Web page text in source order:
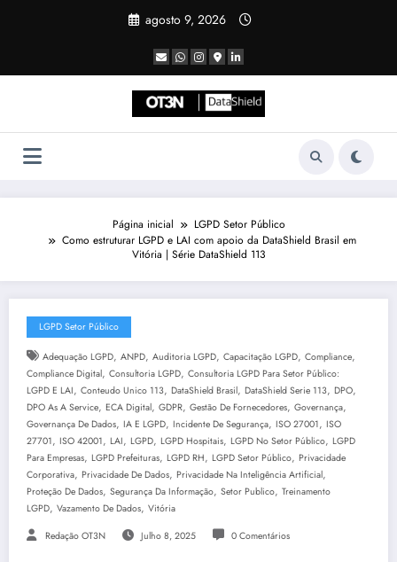
agosto 9, 2026
Página inicial
LGPD Setor Público
Como estruturar LGPD e LAI com apoio da DataShield Brasil em
Vitória | Série DataShield 113
LGPD Setor Público
Adequação LGPD, ANPD, Auditoria LGPD, Capacitação LGPD, Compliance,
Compliance Digital, Consultoria LGPD, Consultoria LGPD Para Setor Público:
LGPD E LAI, Conteudo Unico 113, DataShield Brasil, DataShield Serie 113, DPO,
DPO As A Service, ECA Digital, GDPR, Gestão De Fornecedores, Governança,
Governança De Dados, IA E LGPD, Incidente De Segurança, ISO 27001, ISO
27701, ISO 42001, LAI, LGPD, LGPD Hospitais, LGPD No Setor Público, LGPD
Para Empresas, LGPD Prefeituras, LGPD RH, LGPD Setor Público, Privacidade
Corporativa, Privacidade De Dados, Privacidade Na Inteligência Artificial,
Proteção De Dados, Segurança Da Informação, Setor Publico, Treinamento
LGPD, Vazamento De Dados, Vitória
Redação OT3N Julho 8, 2025 0 Comentários